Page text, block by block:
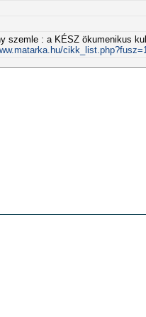
szemle : a KÉSZ ökumenikus